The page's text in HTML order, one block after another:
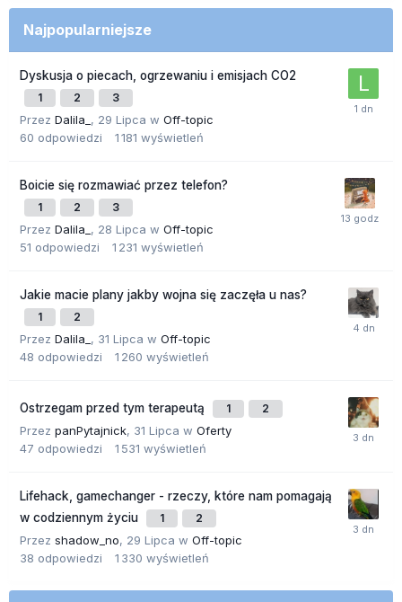
Najpopularniejsze
Dyskusja o piecach, ogrzewaniu i emisjach CO2
1 2 3
Przez Dalila_ , 29 Lipca w Off-topic
60 odpowiedzi 1 181 wyświetleń
Boicie się rozmawiać przez telefon?
1 2 3
Przez Dalila_ , 28 Lipca w Off-topic
51 odpowiedzi 1 231 wyświetleń
Jakie macie plany jakby wojna się zaczęła u nas?
1 2
Przez Dalila_ , 31 Lipca w Off-topic
48 odpowiedzi 1 260 wyświetleń
Ostrzegam przed tym terapeutą 1 2
Przez panPytajnick, 31 Lipca w Oferty
47 odpowiedzi 1 531 wyświetleń
Lifehack, gamechanger - rzeczy, które nam pomagają
w codziennym życiu
1 2
Przez shadow_no, 29 Lipca w Off-topic
38 odpowiedzi 1 330 wyświetleń